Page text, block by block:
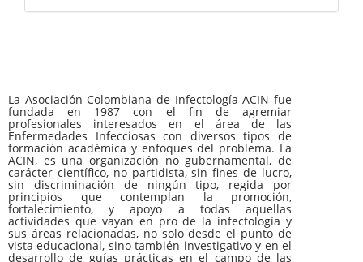
La Asociación Colombiana de Infectología ACIN fue
fundada en 1987 con el fin de agremiar
profesionales interesados en el área de las
Enfermedades Infecciosas con diversos tipos de
formación académica y enfoques del problema. La
ACIN, es una organización no gubernamental, de
carácter científico, no partidista, sin fines de lucro,
sin discriminación de ningún tipo, regida por
principios que contemplan la promoción,
fortalecimiento, y apoyo a todas aquellas
actividades que vayan en pro de la infectología y
sus áreas relacionadas, no solo desde el punto de
vista educacional, sino también investigativo y en el
desarrollo de guías prácticas en el campo de las